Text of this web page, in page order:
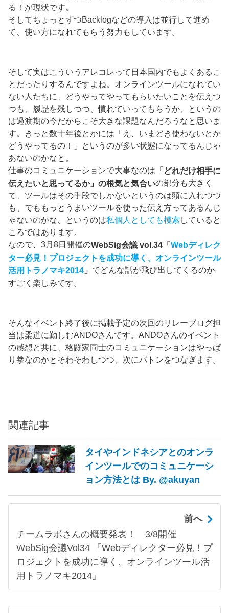
る！が現状です。
そしてちょっとずつBacklogなどの導入は並行して進め
て、使い方になれてもらう努力もしています。
そして実はこういうアレコレって日本国内でもよくあるこ
とだったりするんですよね。オンラインツールになれてい
ない人たちに、どうやってやってもらいたいことを伝えつ
つも、履歴を残しつつ、慣れていってもらうか、というの
は過渡期の今だからこそ大きな課題なんだろうなと思いま
す。きっと数十年後とかには「え、いまどき使わないとか
どうやってるの！」というのが多い状態になってるんじゃ
あないのかなと。
仕事のコミュニケーションで大事なのは 「どれだけ相手に
伝えたいと思ってるか」の根気と気合いの部分も大きく
て、ツールはその手段でしかないというのは頭に入れつつ
も、でももっとうまいツールを使った伝え方ってあるんじ
ゃないのかな、というのは私個人としても模索 していると
ころではあります。
なので、3月8日開催のWebSig会議 vol.34「 Webディレク
ター必見！プロジェクトを成功に導く、オンラインツール
活用トラノマキ2014 」 でどんな話が飛び出してくるのか
すごく楽しみです。
そんなイベント終了後に掲載予定の次回のリレーブログ担
当は柔道に勤しむANDOさんです。ANDOさんのイベント
の感想と共に、格闘家同士のコミュニケーションはやっぱ
り拳なのかとそわそわしつつ、次にバトンをつなぎます。
関連記事
タイやインドネシアとのオンラ
インツールでのコミュニケーシ
ョン方法とは By. @akuyan
前へ
チームラボさんの概要発表！ 3/8開催
WebSig会議Vol34 「Webディレクター必見！プ
ロジェクトを成功に導く、オンラインツール活
用トラノマキ2014」